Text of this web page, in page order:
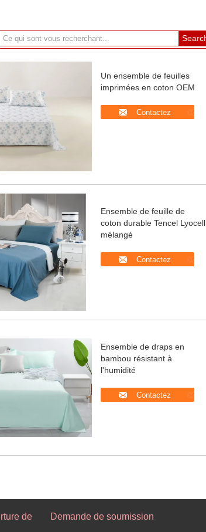
Un ensemble de feuilles
imprimées en coton OEM
Contactez
Ensemble de feuille de
coton durable Tencel Lyocell
mélangé
Contactez
Ensemble de draps en
bambou résistant à
l'humidité
Contactez
de
Demande de soumission